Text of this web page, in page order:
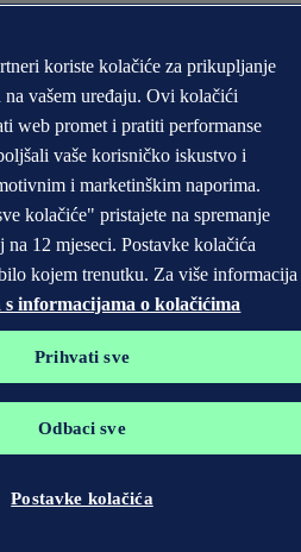
koriste kolačiće za prikupljanje
na vašem uređaju. Ovi kolačići
web promet i pratiti performanse
vaše korisničko iskustvo i
i marketinškim naporima.
kolačiće" pristajete na spremanje
na 12 mjeseci. Postavke kolačića
kojem trenutku. Za više informacija
s informacijama o kolačićima
Prihvati sve
Odbaci sve
Postavke kolačića